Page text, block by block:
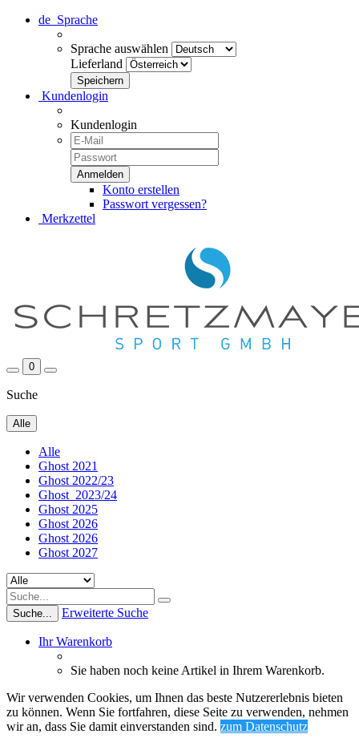
de Sprache
Sprache auswählen
Lieferland
Kundenlogin
Kundenlogin
Konto erstellen
Passwort vergessen?
Merkzettel
0
Suche
Alle
Alle
Ghost 2021
Ghost 2022/23
Ghost_2023/24
Ghost 2025
Ghost 2026
Ghost 2026
Ghost 2027
Suche... Erweiterte Suche
Ihr Warenkorb
Sie haben noch keine Artikel in Ihrem Warenkorb.
Wir verwenden Cookies, um Ihnen das beste Nutzererlebnis bieten
zu können. Wenn Sie fortfahren, diese Seite zu verwenden, nehmen
wir an, dass Sie damit einverstanden sind. zum Datenschutz